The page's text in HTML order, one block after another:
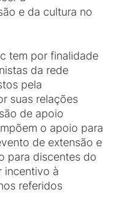
e da cultura no
tem por finalidade
da rede
pela
suas relações
de apoio
o apoio para
de extensão e
para discentes do
incentivo à
referidos